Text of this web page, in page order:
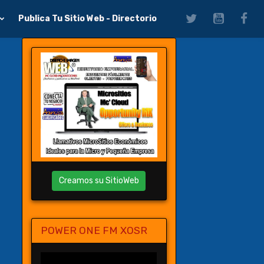
Publica Tu Sitio Web - Directorio
Creamos su SitioWeb
POWER ONE FM XOSR